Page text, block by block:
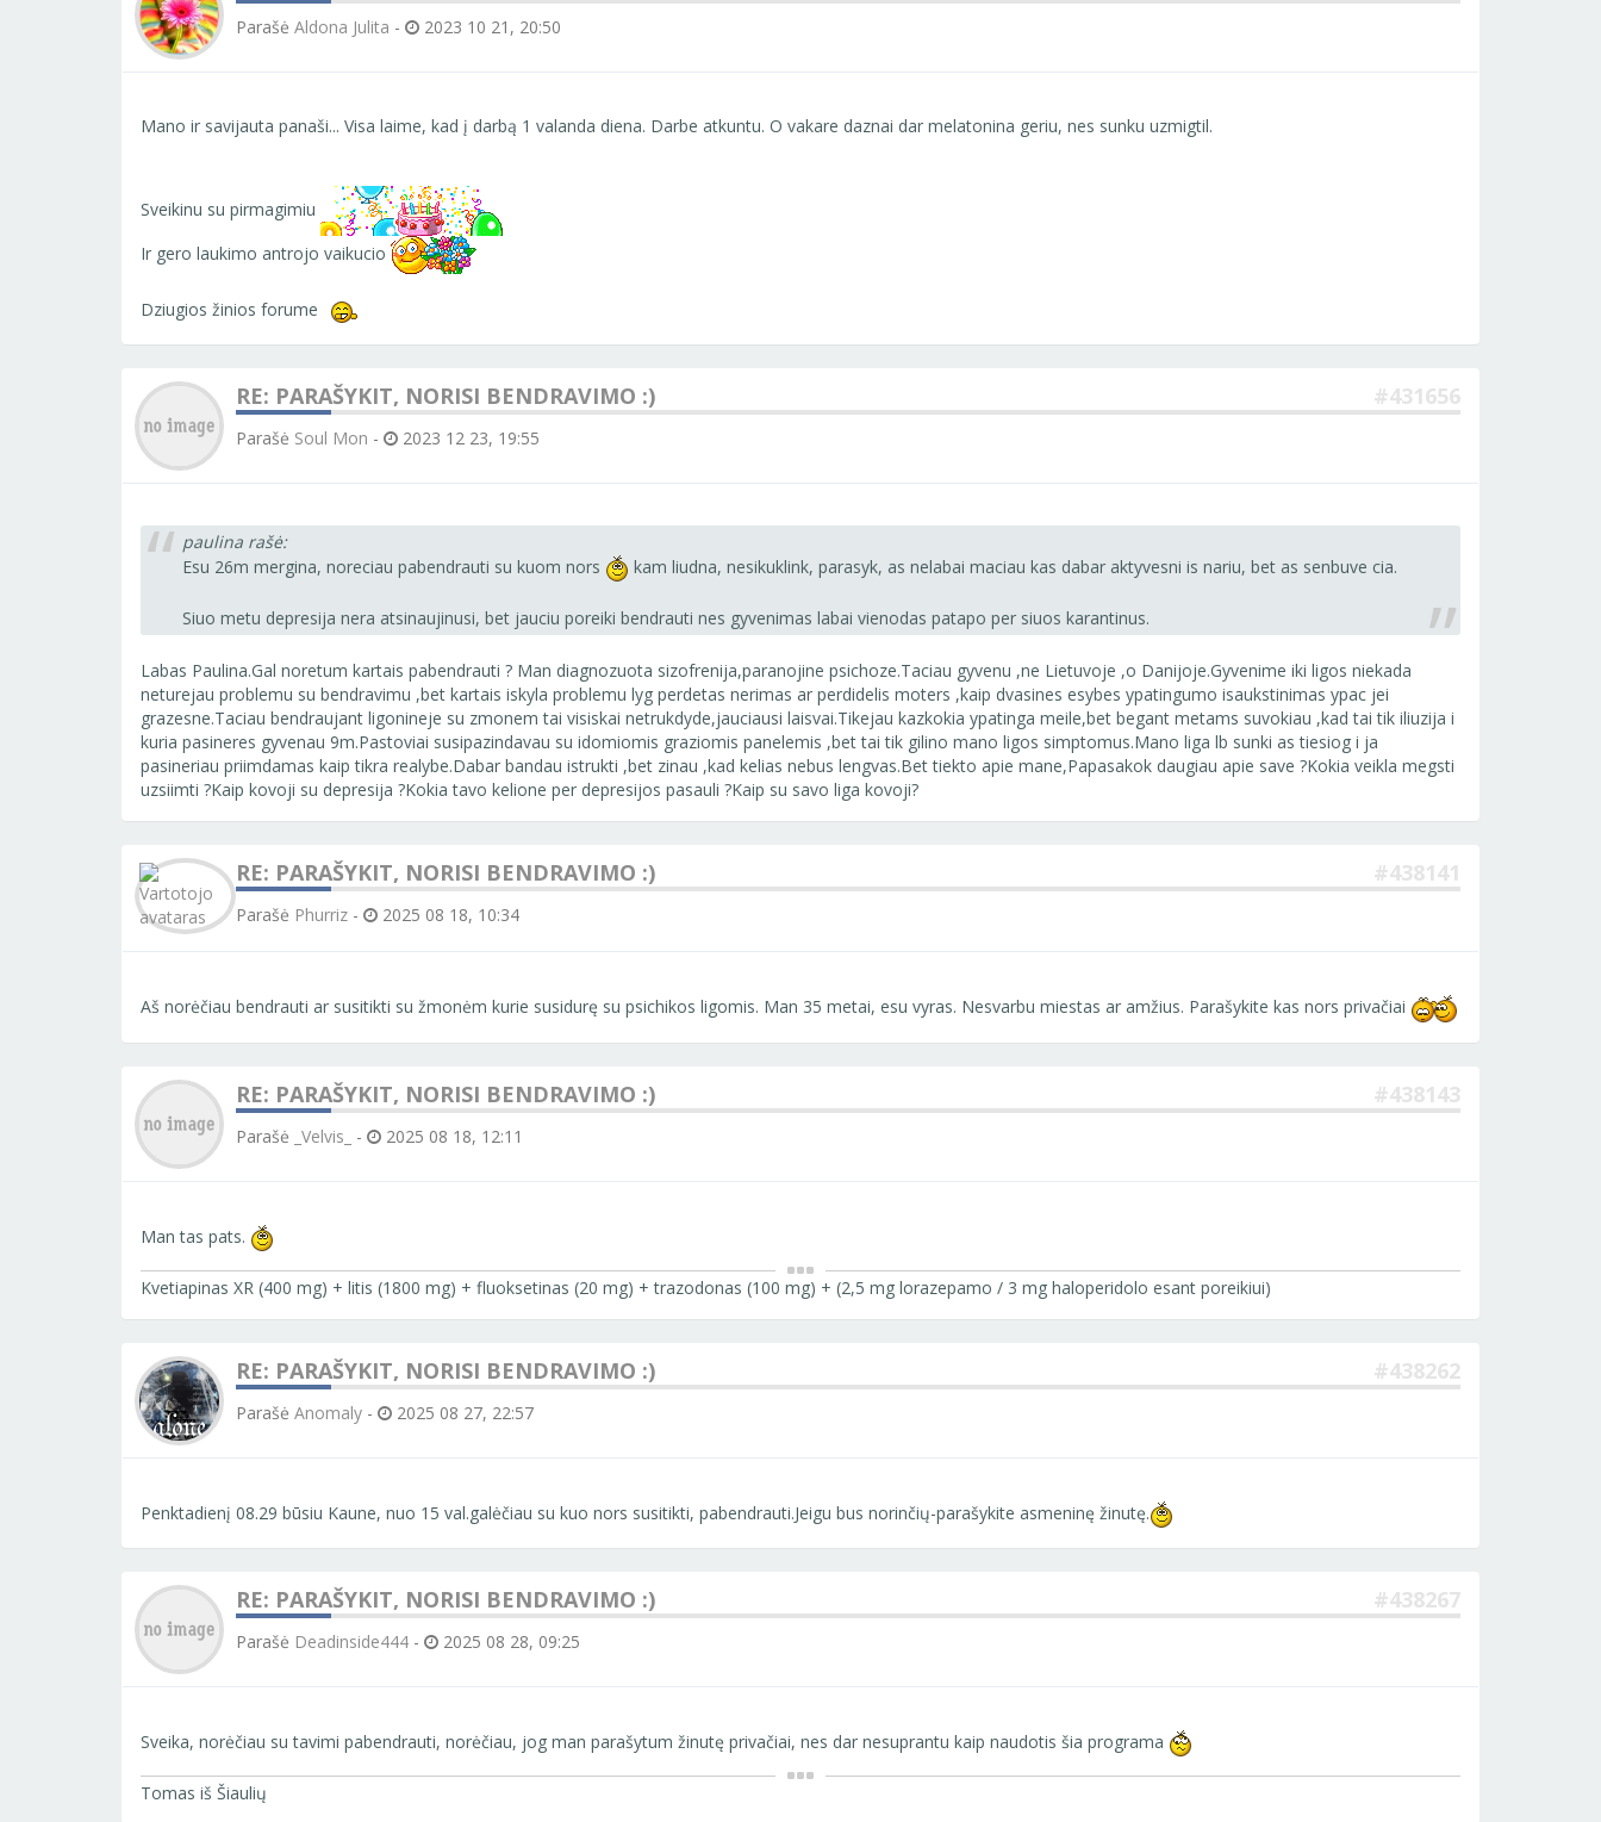
Parašė Aldona Julita - 2023 10 21, 20:50
Mano ir savijauta panaši... Visa laime, kad į darbą 1 valanda diena. Darbe atkuntu. O vakare daznai dar melatonina geriu, nes sunku uzmigtil.
Sveikinu su pirmagimiu
Ir gero laukimo antrojo vaikucio
Dziugios žinios forume
RE: PARAŠYKIT, NORISI BENDRAVIMO :) #431656
Parašė Soul Mon - 2023 12 23, 19:55
paulina rašė:
Esu 26m mergina, noreciau pabendrauti su kuom nors
kam liudna, nesikuklink, parasyk, as nelabai maciau kas dabar aktyvesni is nariu, bet as senbuve cia.
Siuo metu depresija nera atsinaujinusi, bet jauciu poreiki bendrauti nes gyvenimas labai vienodas patapo per siuos karantinus.
Labas Paulina.Gal noretum kartais pabendrauti ? Man diagnozuota sizofrenija,paranojine psichoze.Taciau gyvenu ,ne Lietuvoje ,o Danijoje.Gyvenime iki ligos niekada
neturejau problemu su bendravimu ,bet kartais iskyla problemu lyg perdetas nerimas ar perdidelis moters ,kaip dvasines esybes ypatingumo isaukstinimas ypac jei
grazesne.Taciau bendraujant ligonineje su zmonem tai visiskai netrukdyde,jauciausi laisvai.Tikejau kazkokia ypatinga meile,bet begant metams suvokiau ,kad tai tik iliuzija i
kuria pasineres gyvenau 9m.Pastoviai susipazindavau su idomiomis graziomis panelemis ,bet tai tik gilino mano ligos simptomus.Mano liga lb sunki as tiesiog i ja
pasineriau priimdamas kaip tikra realybe.Dabar bandau istrukti ,bet zinau ,kad kelias nebus lengvas.Bet tiekto apie mane,Papasakok daugiau apie save ?Kokia veikla megsti
uzsiimti ?Kaip kovoji su depresija ?Kokia tavo kelione per depresijos pasauli ?Kaip su savo liga kovoji?
RE: PARAŠYKIT, NORISI BENDRAVIMO :) #438141
Parašė Phurriz - 2025 08 18, 10:34
Aš norėčiau bendrauti ar susitikti su žmonėm kurie susidurę su psichikos ligomis. Man 35 metai, esu vyras. Nesvarbu miestas ar amžius. Parašykite kas nors privačiai
RE: PARAŠYKIT, NORISI BENDRAVIMO :) #438143
Parašė _Velvis_ - 2025 08 18, 12:11
Man tas pats.
Kvetiapinas XR (400 mg) + litis (1800 mg) + fluoksetinas (20 mg) + trazodonas (100 mg) + (2,5 mg lorazepamo / 3 mg haloperidolo esant poreikiui)
RE: PARAŠYKIT, NORISI BENDRAVIMO :) #438262
Parašė Anomaly - 2025 08 27, 22:57
Penktadienį 08.29 būsiu Kaune, nuo 15 val.galėčiau su kuo nors susitikti, pabendrauti.Jeigu bus norinčių-parašykite asmeninę žinutę.
RE: PARAŠYKIT, NORISI BENDRAVIMO :) #438267
Parašė Deadinside444 - 2025 08 28, 09:25
Sveika, norėčiau su tavimi pabendrauti, norėčiau, jog man parašytum žinutę privačiai, nes dar nesuprantu kaip naudotis šia programa
Tomas iš Šiaulių